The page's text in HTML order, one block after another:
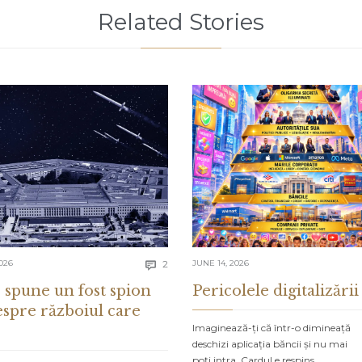
Related Stories
 2 Comments
spune un fost spion
războiul care
JUNE 14, 2026
Pericolele digitalizării
Imaginează-ți că într-o dimineață
deschizi aplicația băncii și nu mai